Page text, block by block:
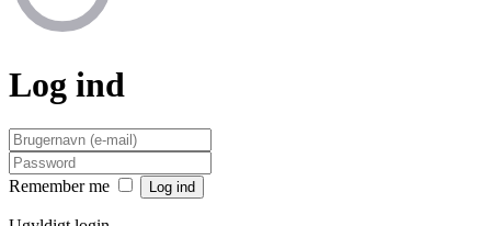
Log ind
Remember me